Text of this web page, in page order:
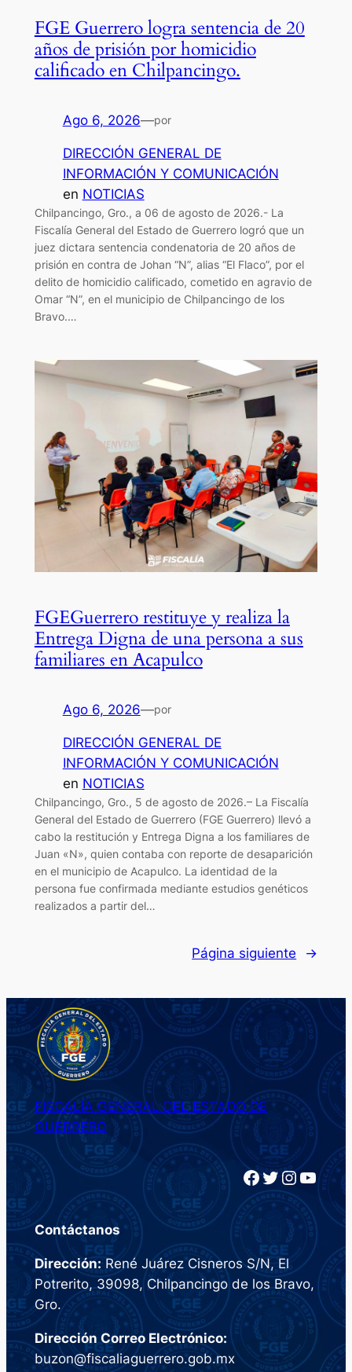
FGE Guerrero logra sentencia de 20
años de prisión por homicidio
calificado en Chilpancingo.
Ago 6, 2026—por
DIRECCIÓN GENERAL DE
INFORMACIÓN Y COMUNICACIÓN
en NOTICIAS
Chilpancingo, Gro., a 06 de agosto de 2026.- La
Fiscalía General del Estado de Guerrero logró que un
juez dictara sentencia condenatoria de 20 años de
prisión en contra de Johan “N”, alias “El Flaco”, por el
delito de homicidio calificado, cometido en agravio de
Omar “N”, en el municipio de Chilpancingo de los
Bravo.…
FGEGuerrero restituye y realiza la
Entrega Digna de una persona a sus
familiares en Acapulco
Ago 6, 2026—por
DIRECCIÓN GENERAL DE
INFORMACIÓN Y COMUNICACIÓN
en NOTICIAS
Chilpancingo, Gro., 5 de agosto de 2026.– La Fiscalía
General del Estado de Guerrero (FGE Guerrero) llevó a
cabo la restitución y Entrega Digna a los familiares de
Juan «N», quien contaba con reporte de desaparición
en el municipio de Acapulco. La identidad de la
persona fue confirmada mediante estudios genéticos
realizados a partir del…
Página siguiente →
FISCALÍA GENERAL DEL ESTADO DE
GUERRERO
Facebook Twitter InstagramYouTube
Contáctanos
Dirección: René Juárez Cisneros S/N, El
Potrerito, 39098, Chilpancingo de los Bravo,
Gro.
Dirección Correo Electrónico:
buzon@fiscaliaguerrero.gob.mx